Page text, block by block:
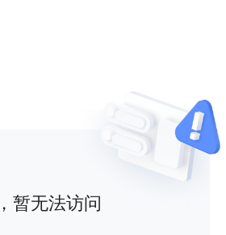
暂无法访问